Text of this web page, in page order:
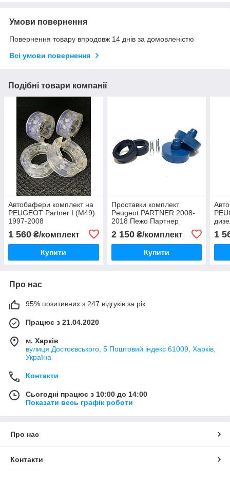
Умови повернення
Повернення товару впродовж 14 днів за домовленістю
Всі умови повернення
Подібні товари компанії
Автобафери комплект на
PEUGEOT Partner I (M49)
1997-2008
1 560 ₴/комплект
Купити
Проставки комплект
Peugeot PARTNER 2008-
2018 Пежо Партнер
2 150₴/комплект
Купити
1
Про нас
95% позитивних з 247 відгуків за рік
Працює з 21.04.2020
м. Харків
вулиця Достоєвського, 5 Поштовий індекс 61009, Харків,
Україна
Контакти
Сьогодні працює з 10:00 до 14:00
Показати весь графік роботи
Про нас
Контакти